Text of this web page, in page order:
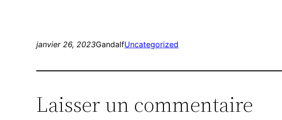
janvier 26, 2023GandalfUncategorized
Laisser un commentaire